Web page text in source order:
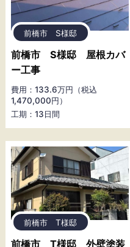
前橋市 S様邸
前橋市 S様邸 屋根カバ
ー工事
費用：133.6万円（税込
1,470,000円）
工期：13日間
前橋市 T様邸
前橋市 T様邸 外壁塗装